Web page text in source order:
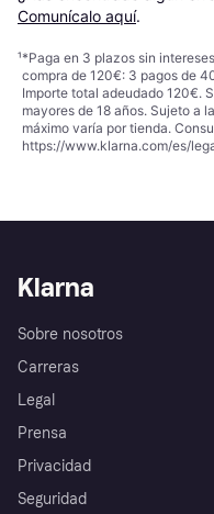
Comunícalo aquí.
¹*Paga en 3 plazos sin
compra de 120€: 3 pagos de
Importe total adeudado 120€.
mayores de 18 años. Sujeto a
máximo varía por tienda.
https://www.klarna.com/es/
Klarna
Sobre nosotros
Carreras
Legal
Prensa
Privacidad
Seguridad